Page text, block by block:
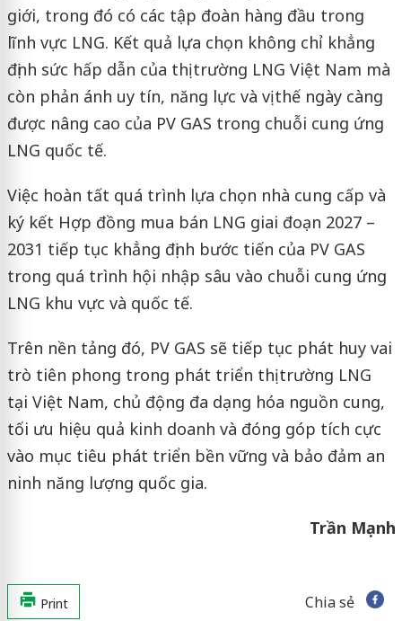
giới, trong đó có các tập đoàn hàng đầu trong
lĩnh vực LNG. Kết quả lựa chọn không chỉ khẳng
định sức hấp dẫn của thị trường LNG Việt Nam mà
còn phản ánh uy tín, năng lực và vị thế ngày càng
được nâng cao của PV GAS trong chuỗi cung ứng
LNG quốc tế.
Việc hoàn tất quá trình lựa chọn nhà cung cấp và
ký kết Hợp đồng mua bán LNG giai đoạn 2027 –
2031 tiếp tục khẳng định bước tiến của PV GAS
trong quá trình hội nhập sâu vào chuỗi cung ứng
LNG khu vực và quốc tế.
Trên nền tảng đó, PV GAS sẽ tiếp tục phát huy vai
trò tiên phong trong phát triển thị trường LNG
tại Việt Nam, chủ động đa dạng hóa nguồn cung,
tối ưu hiệu quả kinh doanh và đóng góp tích cực
vào mục tiêu phát triển bền vững và bảo đảm an
ninh năng lượng quốc gia.
Trần Mạnh
Print Chia sẻ